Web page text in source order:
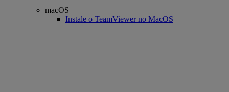
macOS
Instale o TeamViewer no MacOS